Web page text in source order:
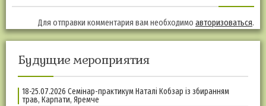
Для отправки комментария вам необходимо авторизоваться.
Будущие мероприятия
18-25.07.2026 Семінар-практикум Наталі Кобзар із збиранням
трав, Карпати, Яремче